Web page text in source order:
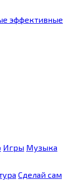
эффективные
Игры Музыка
Сделай сам